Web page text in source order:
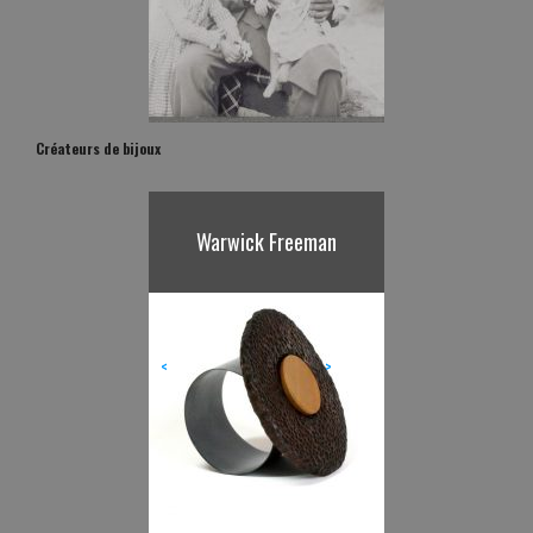
Créateurs de bijoux
Warwick Freeman
< >